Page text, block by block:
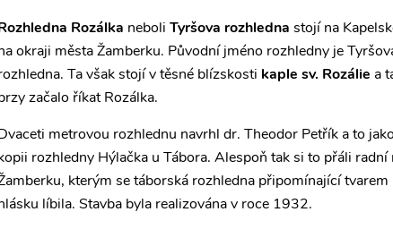
Rozálka neboliTyršova rozhledna stojí na
okraji města Žamberku. Původní jméno rozhledny je
Ta však stojí v těsné blízskosti kaple sv. Rozálie a
začalo říkat Rozálka.
metrovou rozhlednu navrhl dr. Theodor Petřík a to
rozhledny Hýlačka u Tábora. Alespoň tak si to přáli radní
kterým se táborská rozhledna připomínající tvarem
líbila. Stavba byla realizována v roce 1932.